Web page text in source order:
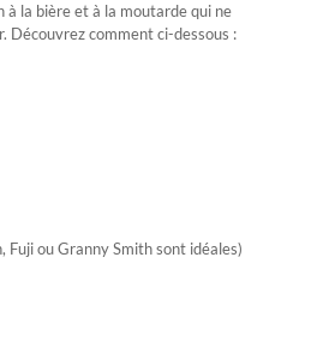
la bière et à la moutarde qui ne
Découvrez comment ci-dessous :
ou Granny Smith sont idéales)